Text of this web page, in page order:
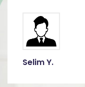
Ebru T.